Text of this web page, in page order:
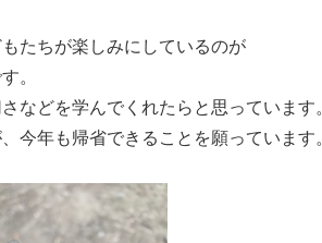
たちが楽しみにしているのが
。
などを学んでくれたらと思っています。
今年も帰省できることを願っています。